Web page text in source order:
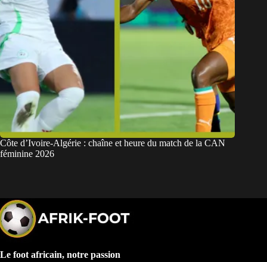
Côte d’Ivoire-Algérie : chaîne et heure du match de la CAN
féminine 2026
Le foot africain, notre passion